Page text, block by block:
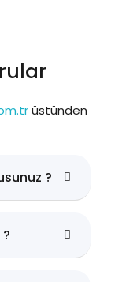
üstünden
?